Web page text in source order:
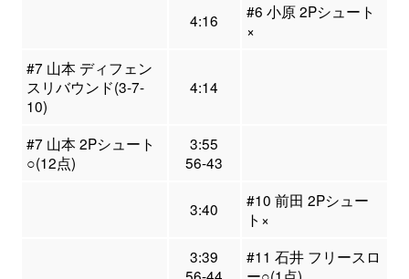
4:16
#6 小原 2Pシュート
×
#7 山本 ディフェン
スリバウンド(3-7-
10)
4:14
#7 山本 2Pシュート
○(12点)
3:55
56-43
3:40
#10 前田 2Pシュー
ト×
3:39
#11 石井 フリースロ